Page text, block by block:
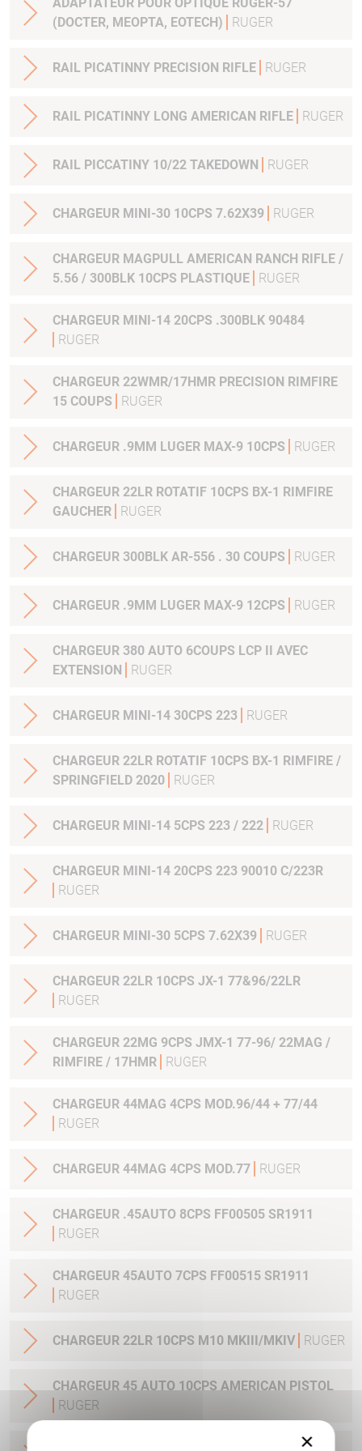
(DOCTER, MEOPTA, EOTECH)
RUGER
RAIL PICATINNY PRECISION RIFLE RUGER
RAIL PICATINNY LONG AMERICAN RIFLE RUGER
RAIL PICCATINY 10/22 TAKEDOWN RUGER
CHARGEUR MINI-30 10CPS 7.62X39 RUGER
CHARGEUR MAGPULL AMERICAN RANCH RIFLE /
5.56 / 300BLK 10CPS PLASTIQUE
RUGER
CHARGEUR MINI-14 20CPS .300BLK 90484
RUGER
CHARGEUR 22WMR/17HMR PRECISION RIMFIRE
15 COUPS
RUGER
CHARGEUR .9MM LUGER MAX-9 10CPS RUGER
CHARGEUR 22LR ROTATIF 10CPS BX-1 RIMFIRE
GAUCHER
RUGER
CHARGEUR 300BLK AR-556 . 30 COUPS RUGER
CHARGEUR .9MM LUGER MAX-9 12CPS RUGER
CHARGEUR 380 AUTO 6COUPS LCP II AVEC
EXTENSION
RUGER
CHARGEUR MINI-14 30CPS 223 RUGER
CHARGEUR 22LR ROTATIF 10CPS BX-1 RIMFIRE /
SPRINGFIELD 2020
RUGER
CHARGEUR MINI-14 5CPS 223 / 222 RUGER
CHARGEUR MINI-14 20CPS 223 90010 C/223R
RUGER
CHARGEUR MINI-30 5CPS 7.62X39 RUGER
CHARGEUR 22LR 10CPS JX-1 77&96/22LR
RUGER
CHARGEUR 22MG 9CPS JMX-1 77-96/ 22MAG /
RIMFIRE / 17HMR
RUGER
CHARGEUR 44MAG 4CPS MOD.96/44 + 77/44
RUGER
CHARGEUR 44MAG 4CPS MOD.77 RUGER
CHARGEUR .45AUTO 8CPS FF00505 SR1911
RUGER
CHARGEUR 45AUTO 7CPS FF00515 SR1911
RUGER
CHARGEUR 22LR 10CPS M10 MKIII/MKIV RUGER
CHARGEUR 45 AUTO 10CPS AMERICAN PISTOL
RUGER
CHARGEUR 9 MM LUGER AMERICAN PISTOL
×